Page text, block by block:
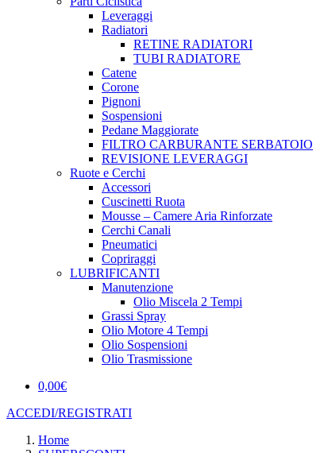
Leveraggi
Radiatori
RETINE RADIATORI
TUBI RADIATORE
Catene
Corone
Pignoni
Sospensioni
Pedane Maggiorate
FILTRO CARBURANTE SERBATOIO
REVISIONE LEVERAGGI
Ruote e Cerchi
Accessori
Cuscinetti Ruota
Mousse – Camere Aria Rinforzate
Cerchi Canali
Pneumatici
Copriraggi
LUBRIFICANTI
Manutenzione
Olio Miscela 2 Tempi
Grassi Spray
Olio Motore 4 Tempi
Olio Sospensioni
Olio Trasmissione
0,00€
ACCEDI/REGISTRATI
Home